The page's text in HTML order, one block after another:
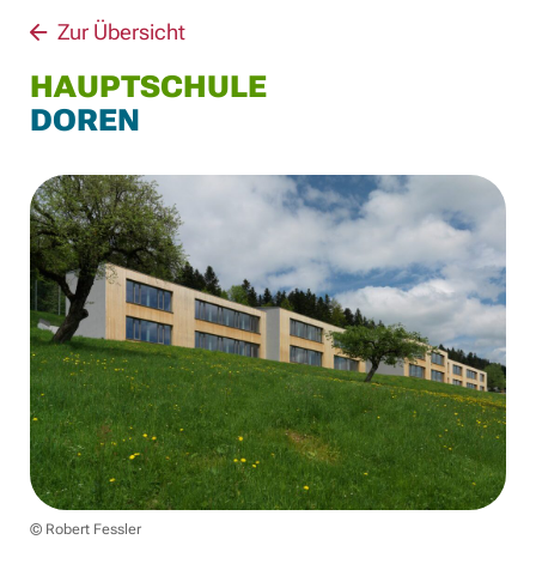
Zur Übersicht
HAUPTSCHULE
DOREN
© Robert Fessler